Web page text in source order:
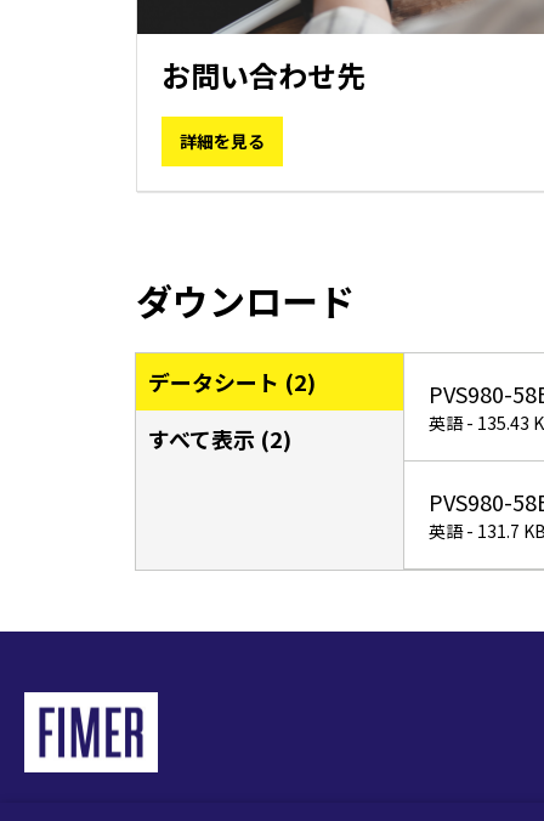
お問い合わせ先
詳細を見る
ダウンロード
データシート (2)
すべて表示 (2)
PVS980-
英語 - 135.43
PVS980-
英語 - 131.7